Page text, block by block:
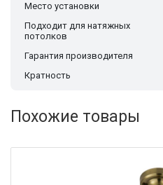
Место установки
Подходит для натяжных
потолков
Гарантия производителя
Кратность
Похожие товары